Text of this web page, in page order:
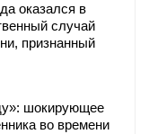
оказался в
случай
признанный
шокирующее
во времени